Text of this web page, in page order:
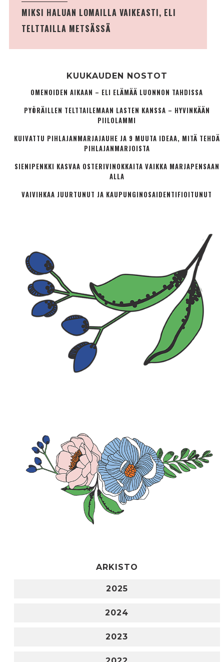
MIKSI HALUAN LOMAILLA VAIKEASTI, ELI
TELTTAILLA METSÄSSÄ
KUUKAUDEN NOSTOT
OMENOIDEN AIKAAN – ELI ELÄMÄÄ LUONNON TAHDISSA
PYÖRÄILLEN TELTTAILEMAAN LASTEN KANSSA – HYVINKÄÄN
PIILOLAMMI
KUIVATTU PIHLAJANMARJAJAUHE JA 9 MUUTA IDEAA, MITÄ TEHDÄ
PIHLAJANMARJOISTA
SIENIPENKKI KASVAA OSTERIVINOKKAITA VAIKKA MARJAPENSAAN
ALLA
VAIVIHKAA JUURTUNUT JA KAUPUNGINOSA­IDENTIFIOITUNUT
ARKISTO
2025
2024
2023